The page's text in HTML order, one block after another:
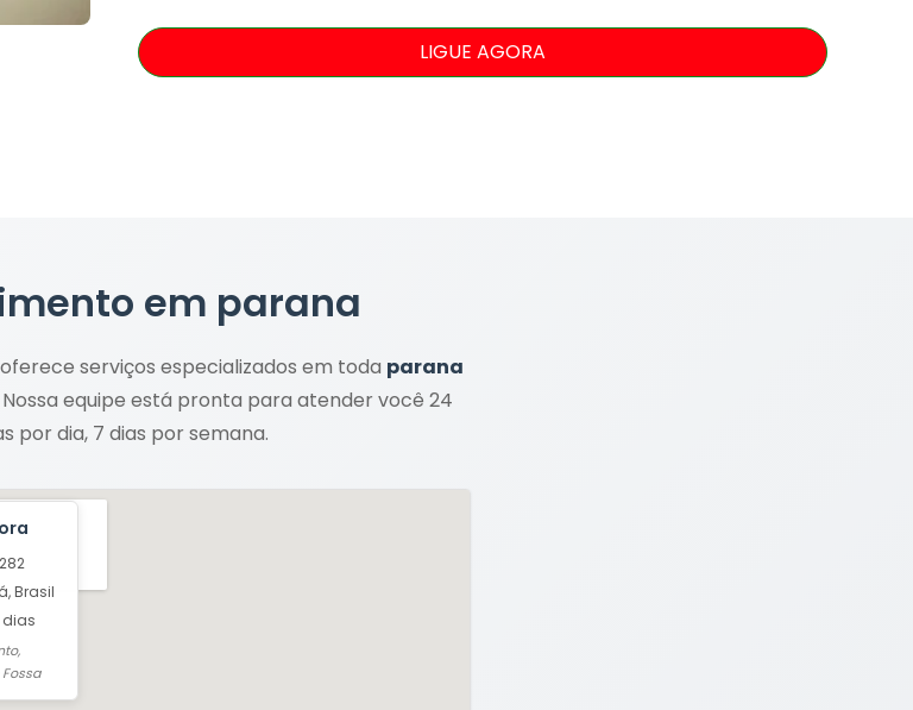
LIGUE AGORA
em parana
serviços especializados em toda parana
equipe está pronta para atender você 24
por dia, 7 dias por semana.
Brasil
dias